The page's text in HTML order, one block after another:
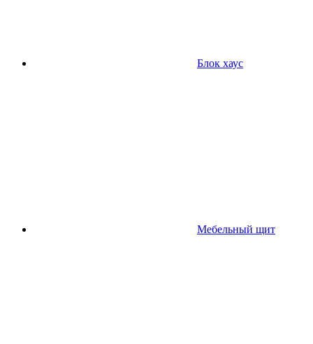
Блок хаус
Мебельный щит